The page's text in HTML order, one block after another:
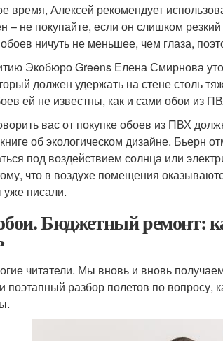
время, Алексей рекомендует
– не покупайте, если он слишком
ничуть не меньшее, чем глаза,
Экобюро Greens Елена Смирнова
должен удержать на стене столь
ей не известны, как и сами обои из
вас от покупке обоев из ПВХ
об экологическом дизайне. Бьерн
под воздействием солнца или
что в воздухе помещения
писали.
Бюджетный ремонт:
читатели. Мы вновь и вновь
поэтапный разбор полетов по вопросу,